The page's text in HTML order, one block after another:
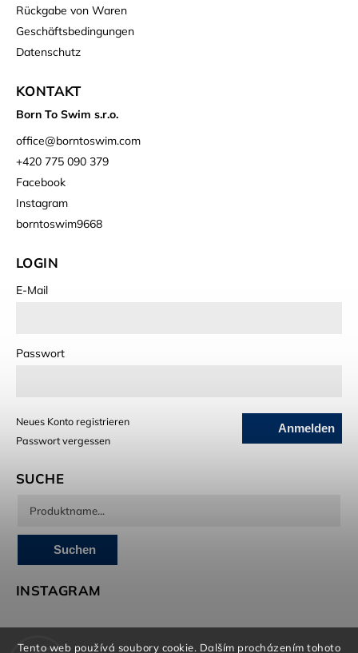
Tento web používá soubory cookie. Dalším procházením tohoto
Rückgabe von Waren
Geschäftsbedingungen
Datenschutz
KONTAKT
Born To Swim s.r.o.
office@borntoswim.com
+420 775 090 379
Facebook
Instagram
borntoswim9668
LOGIN
E-Mail
Passwort
Anmelden
Neues Konto registrieren
Passwort vergessen
SUCHE
Suchen
INSTAGRAM